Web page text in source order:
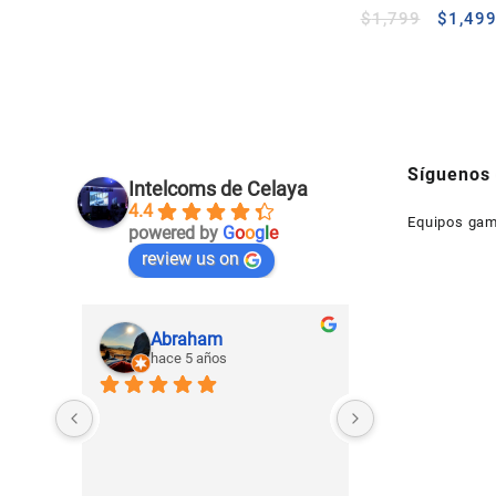
$1,799 $1,499
Intelcoms de Celaya
4.4
powered by Google
review us on
Abraham
hace 5 años
Equipos